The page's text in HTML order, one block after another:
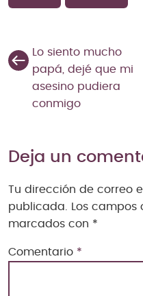
Lo siento mucho
papá, dejé que mi
asesino pudiera
conmigo
Deja un
Tu dirección de correo
publicada. Los campos
marcados con *
Comentario *